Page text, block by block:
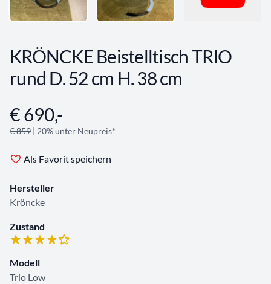
KRÖNCKE Beistelltisch TRIO
rund D. 52 cm H. 38 cm
Angebotsinformationen
€ 690,-
€ 859 | 20% unter Neupreis*
Als Favorit speichern
Hersteller
Kröncke
Zustand
Modell
Trio Low